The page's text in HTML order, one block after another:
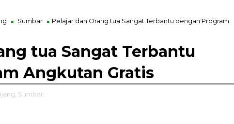
Sumbar
Pelajar dan Orang tua Sangat Terbantu dengan Program
tua Sangat Terbantu
Angkutan Gratis
Sumbar,